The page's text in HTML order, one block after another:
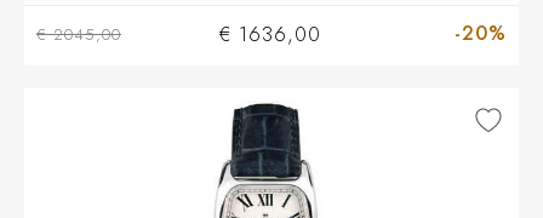
€ 2045,00 € 1636,00 -20%